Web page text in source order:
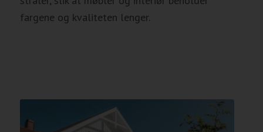
fargene og kvaliteten lenger.